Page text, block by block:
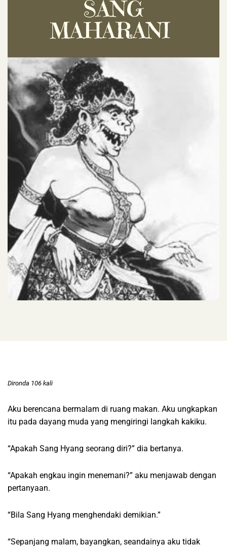
Dironda 106 kali
Aku berencana bermalam di ruang makan. Aku ungkapkan
itu pada dayang muda yang mengiringi langkah kakiku.
“Apakah Sang Hyang seorang diri?” dia bertanya.
“Apakah engkau ingin menemani?” aku menjawab dengan
pertanyaan.
“Bila Sang Hyang menghendaki demikian.”
“Sepanjang malam, bayangkan, seandainya aku tidak